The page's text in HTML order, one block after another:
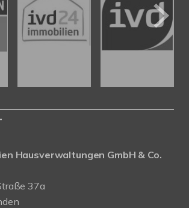
Hausverwaltungen GmbH & Co.
37a